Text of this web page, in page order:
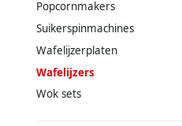
Popcornmakers
Suikerspinmachines
Wafelijzerplaten
Wafelijzers
Wok sets